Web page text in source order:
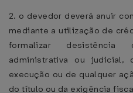
2. o devedor deverá anuir
mediante a utilização de
formalizar desistência
administrativa ou judicial,
execução ou de qualquer
do título ou da exigência